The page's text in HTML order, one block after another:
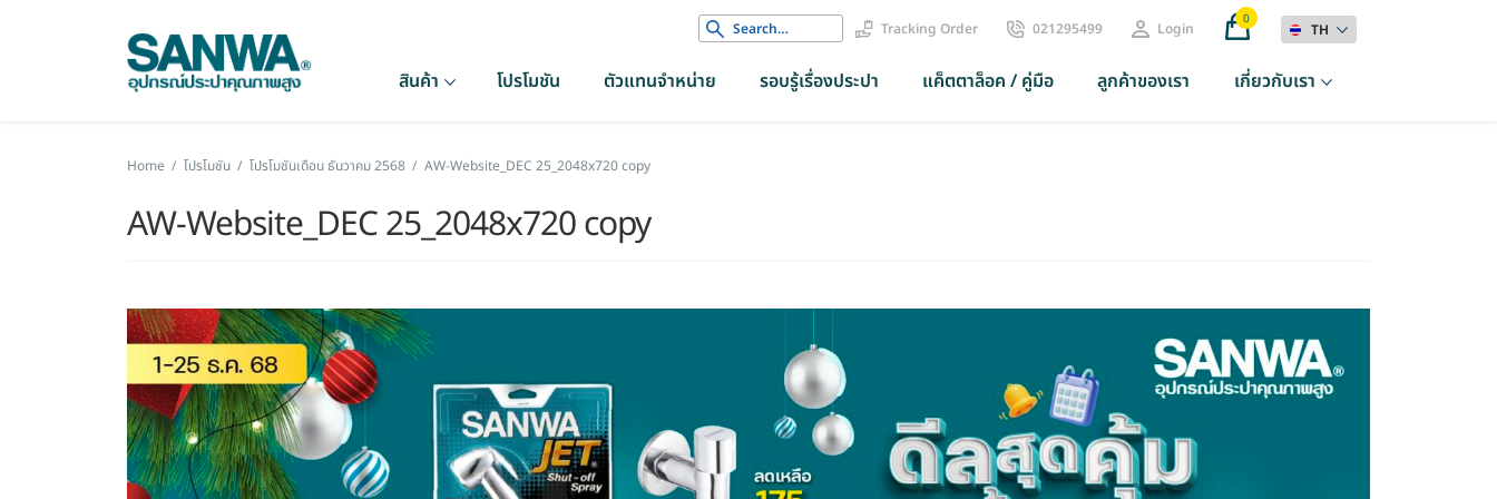
Search
for:
Tracking Order 021295499 Login 0
TH
สินค้า โปรโมชัน ตัวแทนจำหน่าย รอบรู้เรื่องประปา แค็ตตาล็อค / คู่มือ ลูกค้าของเรา เกี่ยวกับเรา
Home / โปรโมชัน / โปรโมชันเดือน ธันวาคม 2568 / AW-Website_DEC 25_2048x720 copy
AW-Website_DEC 25_2048x720 copy